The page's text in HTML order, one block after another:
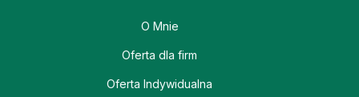
O Mnie
Oferta dla firm
Oferta Indywidualna